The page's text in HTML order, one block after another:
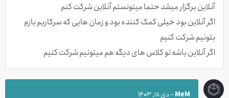
آنلاین برگزار میشد حتما میتونستم آنلاین شرکت کنم
اگر آنلاین بود خیلی کمک کننده بود و زمان هایی که سرکاریم بازم
بتونیم شرکت کنیم
اگر آنلاین باشه تو کلاس های دیگه هم میتونیم شرکت کنیم
MeM
–دی 18, 1403